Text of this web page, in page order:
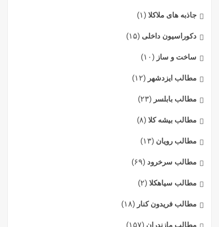
جاذبه های ملاکلا (۱)
دکوراسیون داخلی (۱۵)
ساخت و ساز (۱۰)
مطالب ایزدشهر (۱۲)
مطالب بابلسر (۲۳)
مطالب بیشه کلا (۸)
مطالب رویان (۱۳)
مطالب سرخرود (۶۹)
مطالب سیاهکلا (۲)
مطالب فریدون کنار (۱۸)
مطالب مازندران (۱۵۷)